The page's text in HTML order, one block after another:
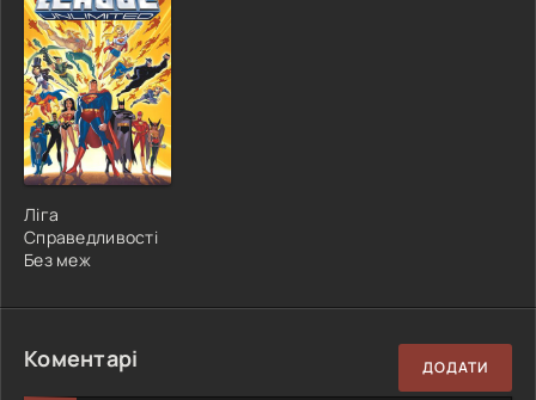
Ліга
Справедливості
Без меж
Коментарі ДОДАТИ